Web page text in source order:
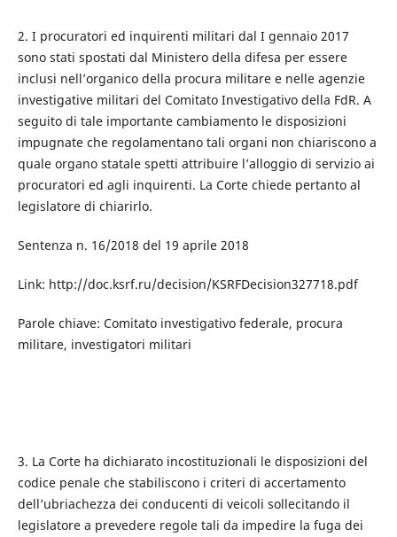
2. I procuratori ed inquirenti militari dal I gennaio 2017
sono stati spostati dal Ministero della difesa per essere
inclusi nell’organico della procura militare e nelle agenzie
investigative militari del Comitato Investigativo della FdR. A
seguito di tale importante cambiamento le disposizioni
impugnate che regolamentano tali organi non chiariscono a
quale organo statale spetti attribuire l’alloggio di servizio ai
procuratori ed agli inquirenti. La Corte chiede pertanto al
legislatore di chiarirlo.
Sentenza n. 16/2018 del 19 аprile 2018
Link: http://doc.ksrf.ru/decision/KSRFDecision327718.pdf
Parole chiave: Comitato investigativo federale, procura
militare, investigatori militari
3. La Corte ha dichiarato incostituzionali le disposizioni del
codice penale che stabiliscono i criteri di accertamento
dell’ubriachezza dei conducenti di veicoli sollecitando il
legislatore a prevedere regole tali da impedire la fuga dei